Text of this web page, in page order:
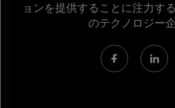
ョンを提供することに注力す
のテクノロジー企